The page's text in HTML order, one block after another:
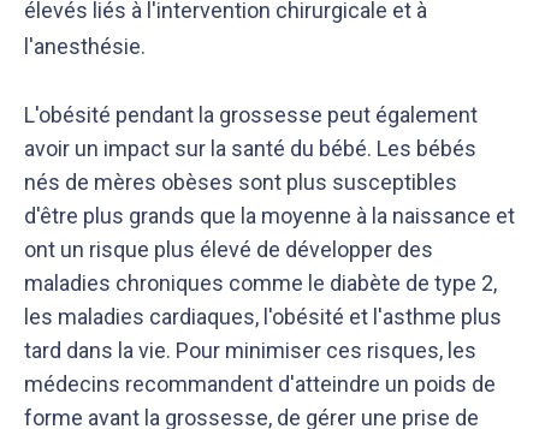
élevés liés à l'intervention chirurgicale et à
l'anesthésie.
L'obésité pendant la grossesse peut également
avoir un impact sur la santé du bébé. Les bébés
nés de mères obèses sont plus susceptibles
d'être plus grands que la moyenne à la naissance et
ont un risque plus élevé de développer des
maladies chroniques comme le diabète de type 2,
les maladies cardiaques, l'obésité et l'asthme plus
tard dans la vie. Pour minimiser ces risques, les
médecins recommandent d'atteindre un poids de
forme avant la grossesse, de gérer une prise de